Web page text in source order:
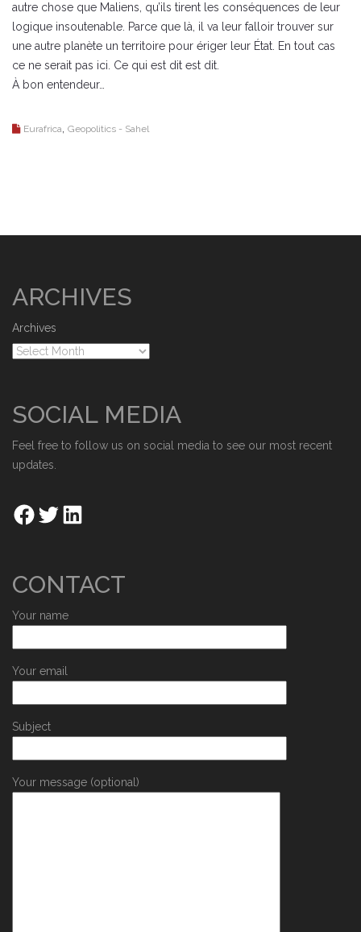
autre chose que Maliens, qu’ils tirent les conséquences de leur
logique insoutenable. Parce que là, il va leur falloir trouver sur
une autre planète un territoire pour ériger leur État. En tout cas
ce ne serait pas ici. Ce qui est dit est dit.
À bon entendeur…
Eurafrica Geopolitics - Sahel
ARCHIVES
Archives
SOCIAL MEDIA
Feel free to follow us on social media to see our most recent
updates.
CONTACT
Your name
Your email
Subject
Your message (optional)